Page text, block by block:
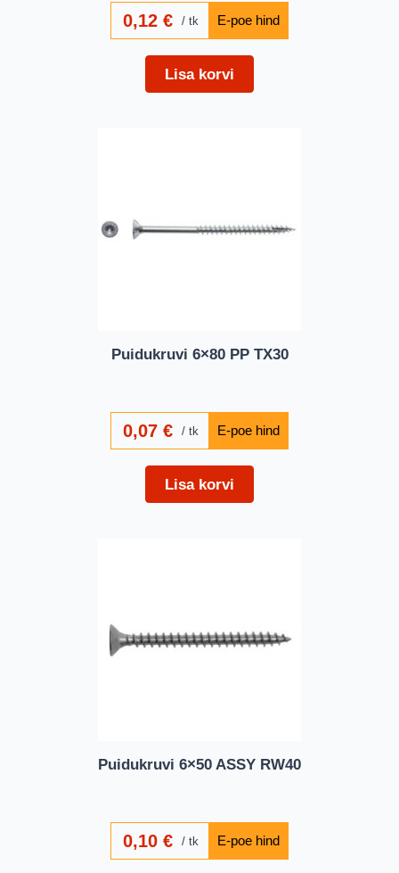
0,12€ tk
Lisa korvi
Puidukruvi 6×80 PP TX30
0,07€ tk
Lisa korvi
Puidukruvi 6×50 ASSY RW40
0,10€ tk